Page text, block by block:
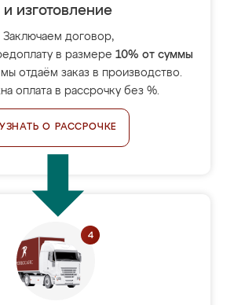
и изготовление
Заключаем договор,
в размере 10% от суммы
отдаём заказ в производство.
оплата в рассрочку без %.
УЗНАТЬ О РАССРОЧКЕ